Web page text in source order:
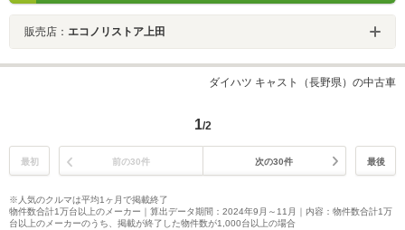
販売店： エコノリストア上田
ダイハツ キャスト（長野県）の中古車
1/2
最初 前の30件 次の30件 最後
※人気のクルマは平均1ヶ月で掲載終了
物件数合計1万台以上のメーカー｜算出データ期間：2024年9月～11月｜内容：物件数合計1万
台以上のメーカーのうち、掲載が終了した物件数が1,000台以上の場合